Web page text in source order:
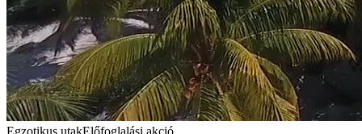
Egzotikus utakElőfoglalási akció